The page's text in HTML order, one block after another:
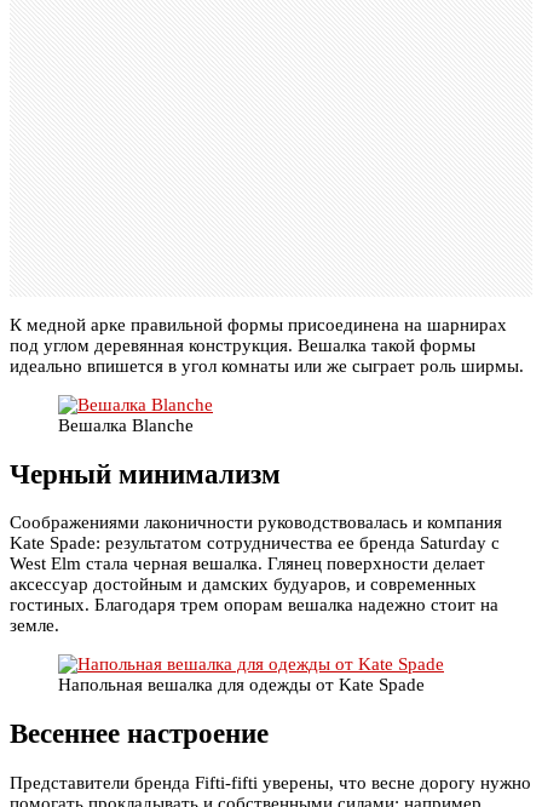
К медной арке правильной формы присоединена на шарнирах
под углом деревянная конструкция. Вешалка такой формы
идеально впишется в угол комнаты или же сыграет роль ширмы.
Вешалка Blanche
Черный минимализм
Соображениями лаконичности руководствовалась и компания
Kate Spade: результатом сотрудничества ее бренда Saturday с
West Elm стала черная вешалка. Глянец поверхности делает
аксессуар достойным и дамских будуаров, и современных
гостиных. Благодаря трем опорам вешалка надежно стоит на
земле.
Напольная вешалка для одежды от Kate Spade
Весеннее настроение
Представители бренда Fifti-fifti уверены, что весне дорогу нужно
помогать прокладывать и собственными силами: например,